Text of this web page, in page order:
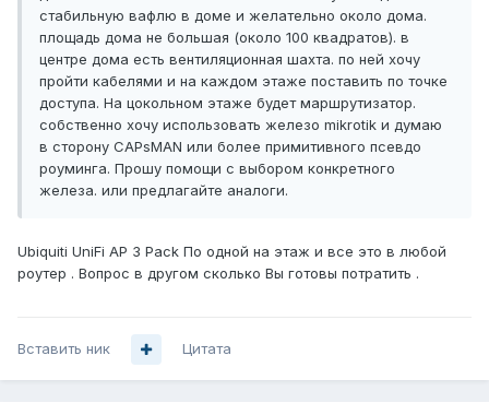
стабильную вафлю в доме и желательно около дома.
площадь дома не большая (около 100 квадратов). в
центре дома есть вентиляционная шахта. по ней хочу
пройти кабелями и на каждом этаже поставить по точке
доступа. На цокольном этаже будет маршрутизатор.
собственно хочу использовать железо mikrotik и думаю
в сторону CAPsMAN или более примитивного псевдо
роуминга. Прошу помощи с выбором конкретного
железа. или предлагайте аналоги.
Ubiquiti UniFi AP 3 Pack По одной на этаж и все это в любой
роутер . Вопрос в другом сколько Вы готовы потратить .
Вставить ник Цитата